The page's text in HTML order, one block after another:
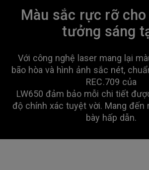
Màu sắc rực rỡ
tưởng sáng
Với công nghệ laser mang lại
bão hòa và hình ảnh sắc nét,
REC.709 của
LW650 đảm bảo mỗi chi tiết
độ chính xác tuyệt vời. Mang đến
bày hấp dẫn.